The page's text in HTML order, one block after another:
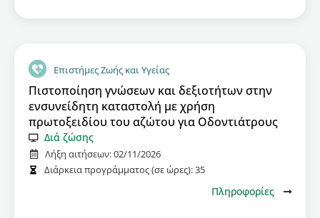
Επιστήμες Ζωής και Υγείας
Πιστοποίηση γνώσεων και δεξιοτήτων στην
ενσυνείδητη καταστολή με χρήση
πρωτοξειδίου του αζώτου για Οδοντιάτρους
Διά ζώσης
Λήξη αιτήσεων:02/11/2026
Διάρκεια προγράμματος (σε ώρες):35
Πληροφορίες